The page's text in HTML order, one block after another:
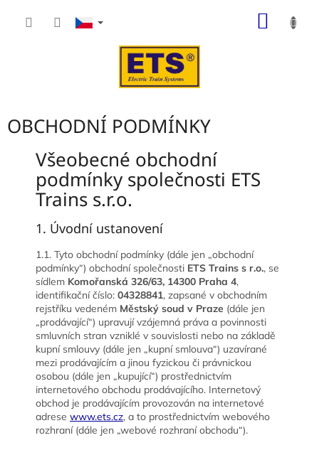
OBCHODNÍ PODMÍNKY
Všeobecné obchodní
podmínky společnosti ETS
Trains s.r.o.
1. Úvodní ustanovení
1.1. Tyto obchodní podmínky (dále jen „obchodní
podmínky“) obchodní společnosti ETS Trains s r.o., se
sídlem Komořanská 326/63, 14300 Praha 4,
identifikační číslo: 04328841, zapsané v obchodním
rejstříku vedeném Městský soud v Praze (dále jen
„prodávající“) upravují vzájemná práva a povinnosti
smluvních stran vzniklé v souvislosti nebo na základě
kupní smlouvy (dále jen „kupní smlouva“) uzavírané
mezi prodávajícím a jinou fyzickou či právnickou
osobou (dále jen „kupující“) prostřednictvím
internetového obchodu prodávajícího. Internetový
obchod je prodávajícím provozován na internetové
adrese www.ets.cz, a to prostřednictvím webového
rozhraní (dále jen „webové rozhraní obchodu“).